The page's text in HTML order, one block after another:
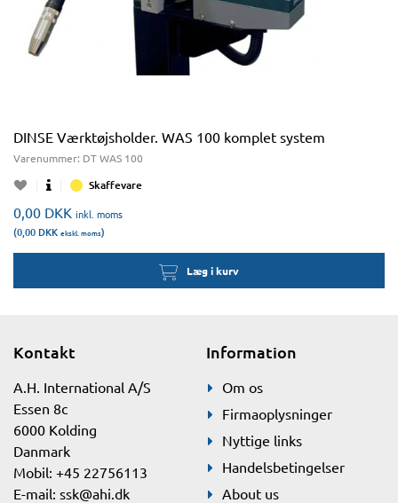
DINSE Værktøjsholder. WAS 100 komplet system
Varenummer: DT WAS 100
Skaffevare
0,00 DKK inkl. moms
(0,00 DKK ekskl. moms)
Læg i kurv
Kontakt
A.H. International A/S
Essen 8c
6000 Kolding
Danmark
Mobil: +45 22756113
E-mail: ssk@ahi.dk
Information
Om os
Firmaoplysninger
Nyttige links
Handelsbetingelser
About us